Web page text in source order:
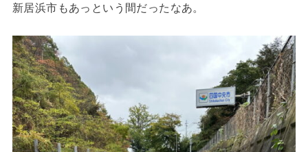
新居浜市もあっという間だったなあ。